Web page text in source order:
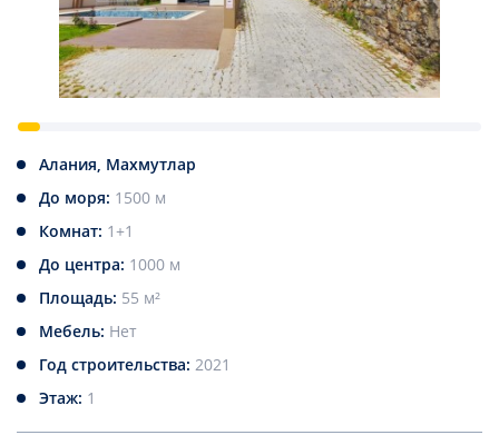
Алания, Махмутлар
До моря: 1500 м
Комнат: 1+1
До центра: 1000 м
Площадь: 55 м²
Мебель: Нет
Год строительства: 2021
Этаж: 1